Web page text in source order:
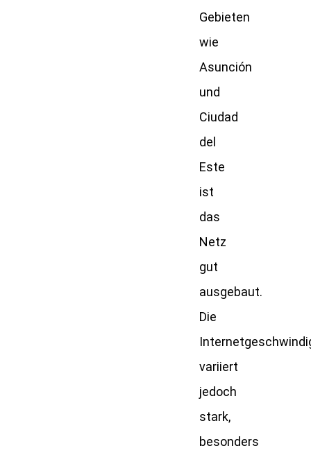
Gebieten
wie
Asunción
und
Ciudad
del
Este
ist
das
Netz
gut
ausgebaut.
Die
variiert
jedoch
stark,
besonders